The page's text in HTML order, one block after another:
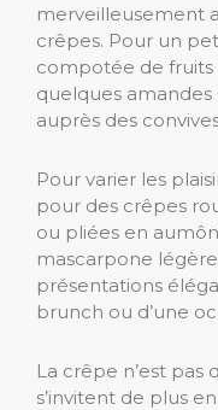
merveilleusement
crêpes. Pour un
compotée de
quelques amandes
auprès des
Pour varier les
pour des crêpes
ou pliées en
mascarpone
présentations
brunch ou d’une
La crêpe n’est pas
s’invitent de plus